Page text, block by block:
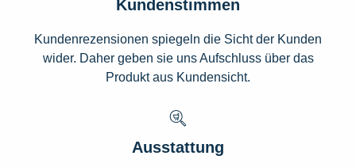
Kundenstimmen
Kundenrezensionen spiegeln die Sicht der Kunden
wider. Daher geben sie uns Aufschluss über das
Produkt aus Kundensicht.
Ausstattung